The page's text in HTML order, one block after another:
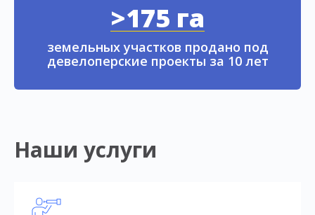
>175 га
земельных участков продано под
девелоперские проекты за 10 лет
Наши услуги